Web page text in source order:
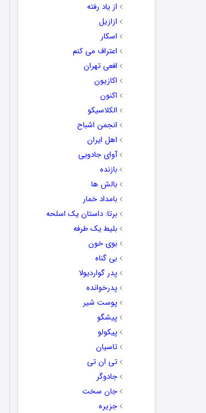
از یاد رفته
ازازیل
اسکار
اعتراف می کنم
افعی تهران
اکازیون
اکنون
الکلاسیکو
انجمن اشباح
اهل ایران
آوای جادویی
بازنده
بالش ها
بامداد خمار
برتا: داستان یک اسلحه
بلیط یک‌‌ طرفه
بوی خون
بی گناه
پدر گواردیولا
پدرخوانده
پوست شیر
پیشگو
پیکولو
تاسیان
تی ان تی
جادوگر
جان سخت
جزیره